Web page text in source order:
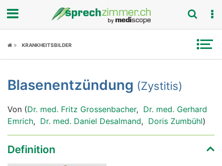
Fokus
Symptome
Untersuchungen
News
KRANKHEITSBILDER
Blasenentzündung (Zystitis)
Von (Dr. med. Fritz Grossenbacher, Dr. med. Gerhard
Emrich, Dr. med. Daniel Desalmand, Doris Zumbühl)
Definition